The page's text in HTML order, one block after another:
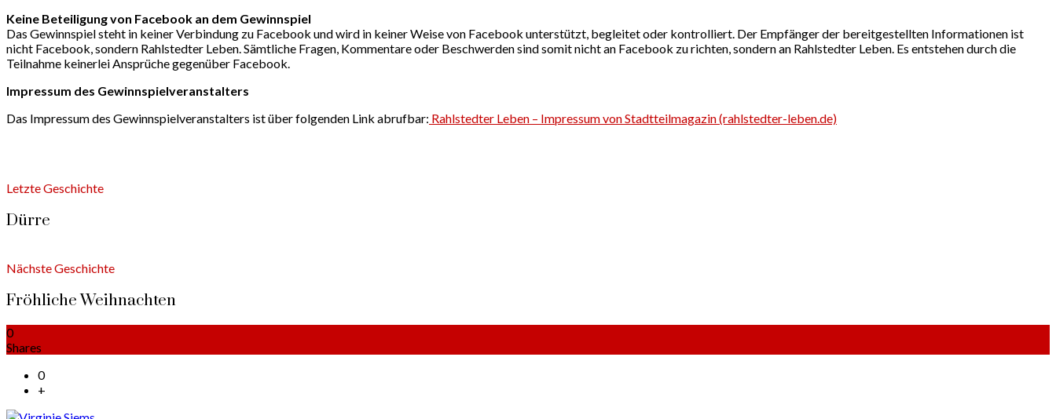
Keine Beteiligung von Facebook an dem Gewinnspiel
Das Gewinnspiel steht in keiner Verbindung zu Facebook und wird in keiner Weise von Facebook unterstützt, begleitet oder kontrolliert. Der Empfänger der bereitgestellten Informationen ist
nicht Facebook, sondern Rahlstedter Leben. Sämtliche Fragen, Kommentare oder Beschwerden sind somit nicht an Facebook zu richten, sondern an Rahlstedter Leben. Es entstehen durch die
Teilnahme keinerlei Ansprüche gegenüber Facebook.
Impressum des Gewinnspielveranstalters
Das Impressum des Gewinnspielveranstalters ist über folgenden Link abrufbar: Rahlstedter Leben – Impressum von Stadtteilmagazin (rahlstedter-leben.de)
Letzte Geschichte
Dürre
Nächste Geschichte
Fröhliche Weihnachten
0
Shares
0
+